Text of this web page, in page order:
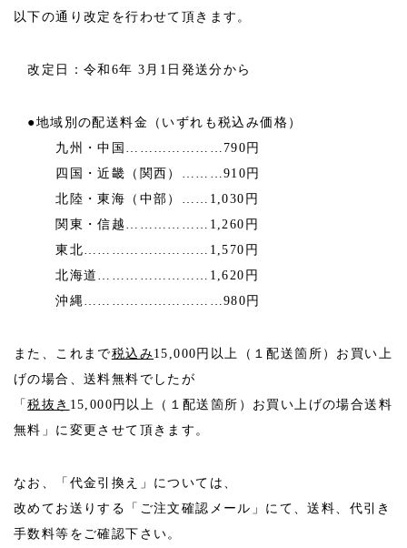
以下の通り改定を行わせて頂きます。
改定日：令和6年 3月1日発送分から
●地域別の配送料金（いずれも税込み価格）
九州・中国…………………790円
四国・近畿（関西）………910円
北陸・東海（中部）……1,030円
関東・信越………………1,260円
東北………………………1,570円
北海道……………………1,620円
沖縄…………………………980円
また、これまで税込み15,000円以上（１配送箇所）お買い上
げの場合、送料無料でしたが
「税抜き 15,000円以上（１配送箇所）お買い上げの場合送料
無料」に変更させて頂きます。
なお、「代金引換え」については、
改めてお送りする「ご注文確認メール」にて、送料、代引き
手数料等をご確認下さい。